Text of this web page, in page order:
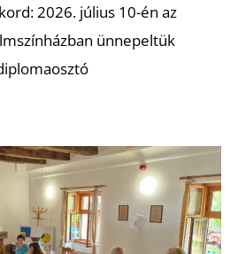
2026. július 10-én az
ünnepeltük